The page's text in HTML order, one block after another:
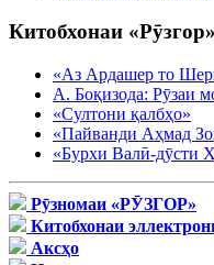
Китобхонаи «Рӯзгор»
«Аз Ардашер то
А. Боқизода: Рӯзаи
«Султони қалбҳо»
«Пайванди Аҳмад
«Бурхи Валӣ-дӯсти
Рӯзномаи «РӮЗГОР»
Китобхонаи
Аксҳо